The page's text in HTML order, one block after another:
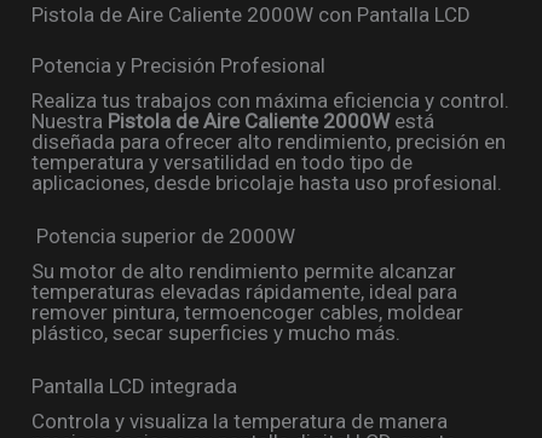
Pistola de Aire Caliente 2000W con Pantalla LCD
Potencia y Precisión Profesional
Realiza tus trabajos con máxima eficiencia y control.
Nuestra Pistola de Aire Caliente 2000Westá
diseñada para ofrecer alto rendimiento, precisión en
temperatura y versatilidad en todo tipo de
aplicaciones, desde bricolaje hasta uso profesional.
Potencia superior de 2000W
Su motor de alto rendimiento permite alcanzar
temperaturas elevadas rápidamente, ideal para
remover pintura, termoencoger cables, moldear
plástico, secar superficies y mucho más.
Pantalla LCD integrada
Controla y visualiza la temperatura de manera